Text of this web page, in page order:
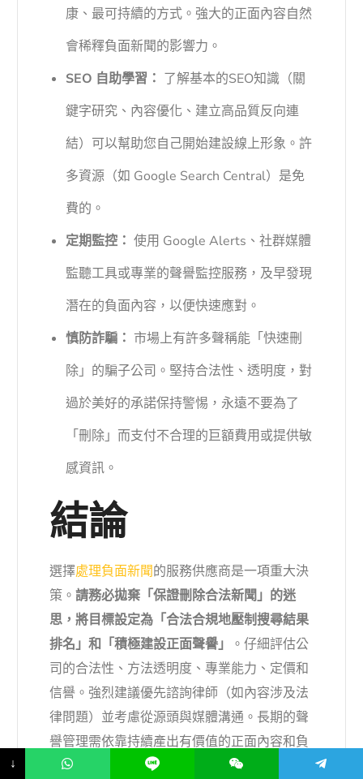
康、最可持續的方式。強大的正面內容自然
會稀釋負面新聞的影響力。
SEO 自助學習： 了解基本的SEO知識（關
鍵字研究、內容優化、建立高品質反向連
結）可以幫助您自己開始建設線上形象。許
多資源（如 Google Search Central）是免
費的。
定期監控： 使用 Google Alerts、社群媒體
監聽工具或專業的聲譽監控服務，及早發現
潛在的負面內容，以便快速應對。
慎防詐騙： 市場上有許多聲稱能「快速刪
除」的騙子公司。堅持合法性、透明度，對
過於美好的承諾保持警惕，永遠不要為了
「刪除」而支付不合理的巨額費用或提供敏
感資訊。
結論
選擇處理負面新聞的服務供應商是一項重大決
策。 請務必拋棄「保證刪除合法新聞」的迷
思，將目標設定為「合法合規地壓制搜尋結果
排名」和「積極建設正面聲譽」
。仔細評估公
司的合法性、方法透明度、專業能力、定價和
信譽。強烈建議優先諮詢律師（如內容涉及法
律問題）並考慮從源頭與媒體溝通。長期的聲
譽管理需依靠持續產出有價值的正面內容和負
責任的線上行為。
↓